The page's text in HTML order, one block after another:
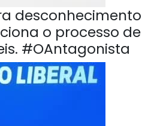
desconhecimento
o processo de
#OAntagonista